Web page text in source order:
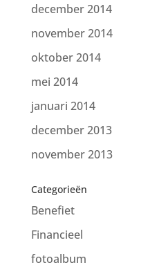
december 2014
november 2014
oktober 2014
mei 2014
januari 2014
december 2013
november 2013
Categorieën
Benefiet
Financieel
fotoalbum